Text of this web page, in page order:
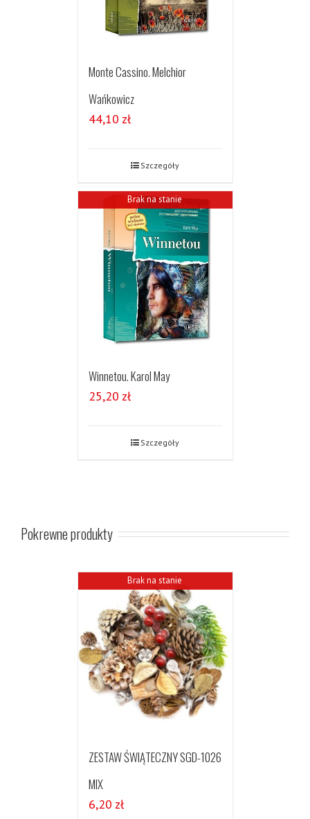
Monte Cassino. Melchior
Wańkowicz
44,10 zł
Szczegóły
Brak na stanie
Winnetou. Karol May
25,20 zł
Szczegóły
Pokrewne produkty
Brak na stanie
ZESTAW ŚWIĄTECZNY SGD-1026
MIX
6,20 zł